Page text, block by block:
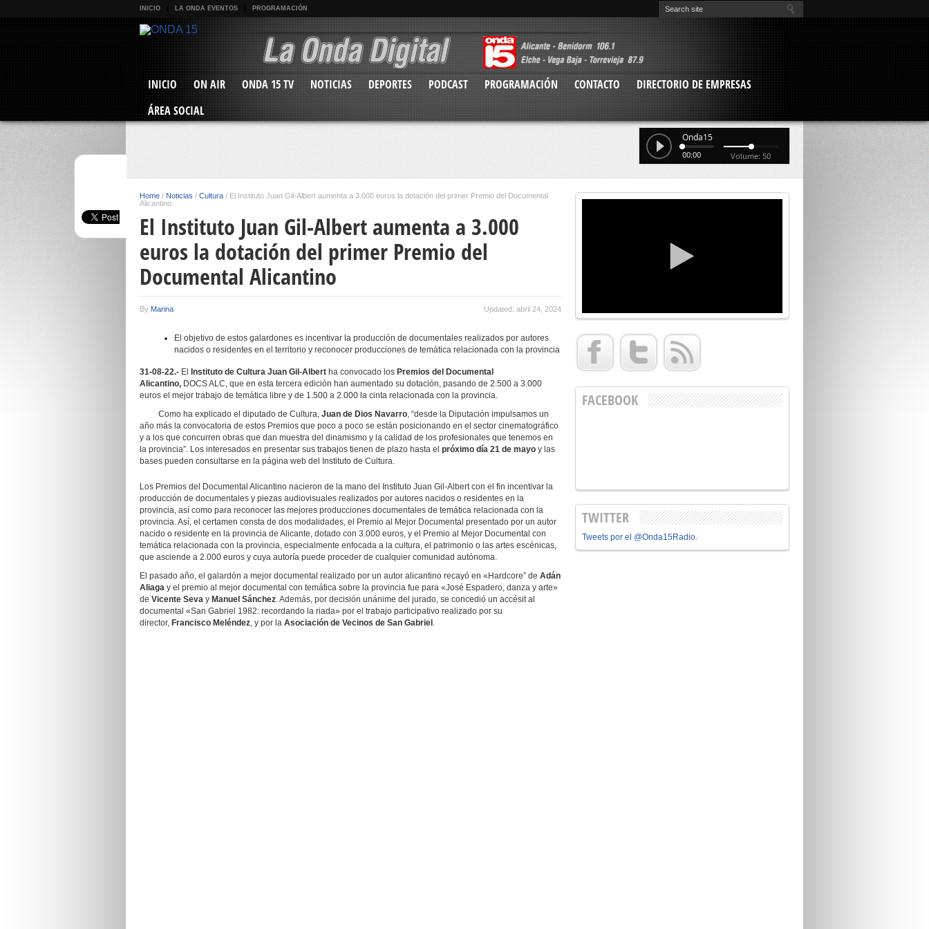
INICIO LA ONDA EVENTOS PROGRAMACIÓN
INICIO ON AIR ONDA 15 TV NOTICIAS DEPORTES PODCAST PROGRAMACIÓN CONTACTO
DIRECTORIO DE EMPRESAS
ÁREA SOCIAL
Onda15
00:00 Volume: 50
Home / Noticias / Cultura / El Instituto Juan Gil-Albert aumenta a 3.000 euros la dotación del primer Premio del Documental
Alicantino
El Instituto Juan Gil-Albert aumenta a 3.000
euros la dotación del primer Premio del
Documental Alicantino
By Marina Updated: abril 24, 2024
El objetivo de estos galardones es incentivar la producción de documentales realizados por autores
nacidos o residentes en el territorio y reconocer producciones de temática relacionada con la provincia
31-08-22.- El Instituto de Cultura Juan Gil-Albert ha convocado los Premios del Documental
Alicantino, DOCS ALC, que en esta tercera edición han aumentado su dotación, pasando de 2.500 a 3.000
euros el mejor trabajo de temática libre y de 1.500 a 2.000 la cinta relacionada con la provincia.
Como ha explicado el diputado de Cultura, Juan de Dios Navarro, “desde la Diputación impulsamos un
año más la convocatoria de estos Premios que poco a poco se están posicionando en el sector cinematográfico
y a los que concurren obras que dan muestra del dinamismo y la calidad de los profesionales que tenemos en
la provincia”. Los interesados en presentar sus trabajos tienen de plazo hasta el próximo día 21 de mayo y las
bases pueden consultarse en la página web del Instituto de Cultura.
Los Premios del Documental Alicantino nacieron de la mano del Instituto Juan Gil-Albert con el fin incentivar la
producción de documentales y piezas audiovisuales realizados por autores nacidos o residentes en la
provincia, así como para reconocer las mejores producciones documentales de temática relacionada con la
provincia. Así, el certamen consta de dos modalidades, el Premio al Mejor Documental presentado por un autor
nacido o residente en la provincia de Alicante, dotado con 3.000 euros, y el Premio al Mejor Documental con
temática relacionada con la provincia, especialmente enfocada a la cultura, el patrimonio o las artes escénicas,
que asciende a 2.000 euros y cuya autoría puede proceder de cualquier comunidad autónoma.
El pasado año, el galardón a mejor documental realizado por un autor alicantino recayó en «Hardcore” de Adán
Aliaga y el premio al mejor documental con temática sobre la provincia fue para «José Espadero, danza y arte»
de Vicente Seva y Manuel Sánchez. Además, por decisión unánime del jurado, se concedió un accésit al
documental «San Gabriel 1982: recordando la riada» por el trabajo participativo realizado por su
director, Francisco Meléndez, y por la Asociación de Vecinos de San Gabriel .
FACEBOOK
TWITTER
Tweets por el @Onda15Radio.